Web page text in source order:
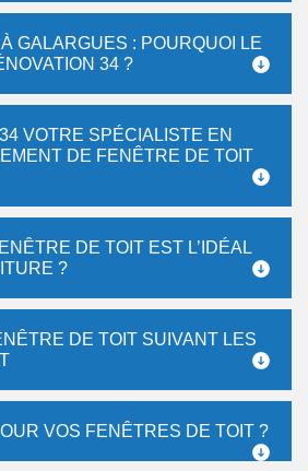
GALARGUES : POURQUOI LE
34 ?
VOTRE SPÉCIALISTE EN
DE FENÊTRE DE TOIT
DE TOIT EST L’IDÉAL
?
DE TOIT SUIVANT LES
VOS FENÊTRES DE TOIT ?